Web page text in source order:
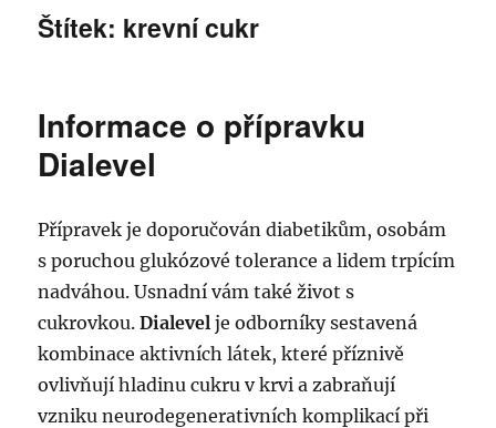
Štítek: krevní cukr
Informace o přípravku
Dialevel
Přípravek je doporučován diabetikům, osobám
s poruchou glukózové tolerance a lidem trpícím
nadváhou. Usnadní vám také život s
cukrovkou.Dialevel je odborníky sestavená
kombinace aktivních látek, které příznivě
ovlivňují hladinu cukru v krvi a zabraňují
vzniku neurodegenerativních komplikací při